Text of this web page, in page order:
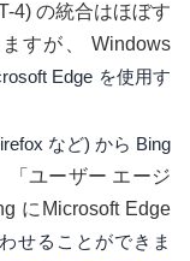
4) の統合はほぼす
すが、 Windows
Edge を使用す
など) から Bing
「ユーザー エージ
にMicrosoft Edge
せることができま